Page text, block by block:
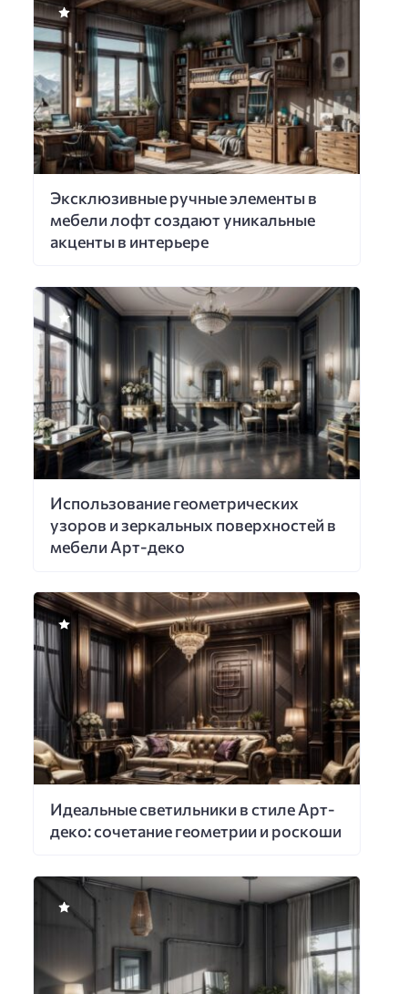
Эксклюзивные ручные элементы в
мебели лофт создают уникальные
акценты в интерьере
Использование геометрических
узоров и зеркальных поверхностей в
мебели Арт-деко
Идеальные светильники в стиле Арт-
деко: сочетание геометрии и роскоши